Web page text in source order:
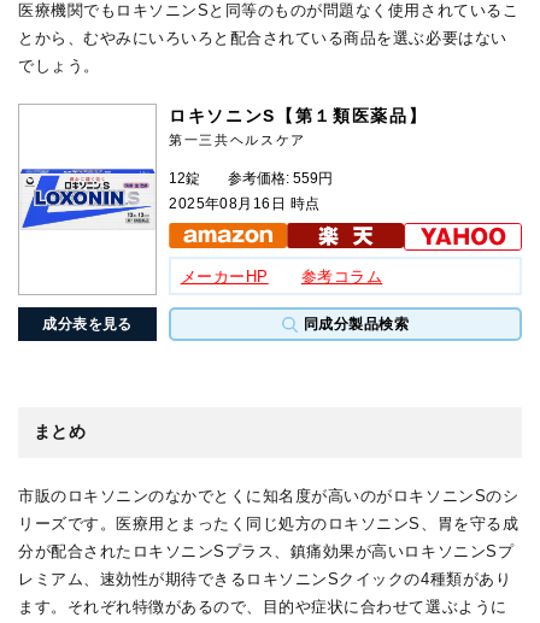
医療機関でもロキソニンSと同等のものが問題なく使用されているこ
とから、むやみにいろいろと配合されている商品を選ぶ必要はない
でしょう。
成分表を見る 同成分製品検索
ロキソニンS【第１類医薬品】
第一三共ヘルスケア
12錠
参考価格: 559円
2025年08月16日 時点
メーカーHP 参考コラム
まとめ
市販のロキソニンのなかでとくに知名度が高いのがロキソニンSのシ
リーズです。医療用とまったく同じ処方のロキソニンS、胃を守る成
分が配合されたロキソニンSプラス、鎮痛効果が高いロキソニンSプ
レミアム、速効性が期待できるロキソニンSクイックの4種類があり
ます。それぞれ特徴があるので、目的や症状に合わせて選ぶように